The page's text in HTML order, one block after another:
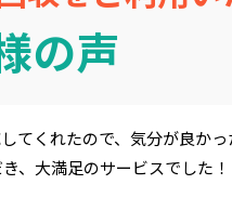
の声
てくれたので、気分が良か
、大満足のサービスでした